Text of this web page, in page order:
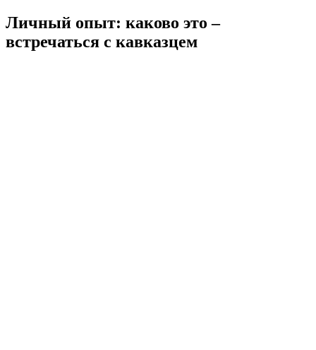
Личный опыт: каково это –
встречаться с кавказцем